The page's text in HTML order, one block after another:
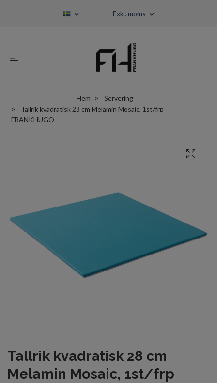
Exkl. moms
Hem
Servering
Tallrik kvadratisk 28 cm Melamin Mosaic, 1st/frp
FRANKHUGO
Tallrik kvadratisk 28 cm
Melamin Mosaic, 1st/frp